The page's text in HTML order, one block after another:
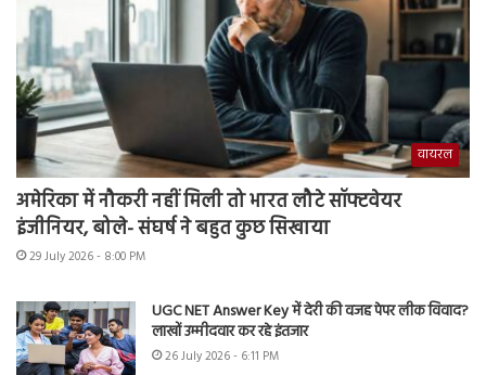
वायरल
अमेरिका में नौकरी नहीं मिली तो भारत लौटे सॉफ्टवेयर
इंजीनियर, बोले- संघर्ष ने बहुत कुछ सिखाया
29 July 2026 - 8:00 PM
UGC NET Answer Key में देरी की वजह पेपर लीक विवाद?
लाखों उम्मीदवार कर रहे इंतजार
26 July 2026 - 6:11 PM